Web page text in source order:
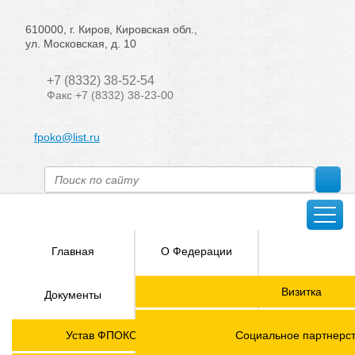
610000, г. Киров, Кировская обл.,
ул. Московская, д. 10
+7 (8332) 38-52-54
Факс +7 (8332) 38-23-00
fpoko@list.ru
Главная О Федерации
Визитка
Документы
Устав ФПОКО с изменениями от 2026 года
Социальное
Членские